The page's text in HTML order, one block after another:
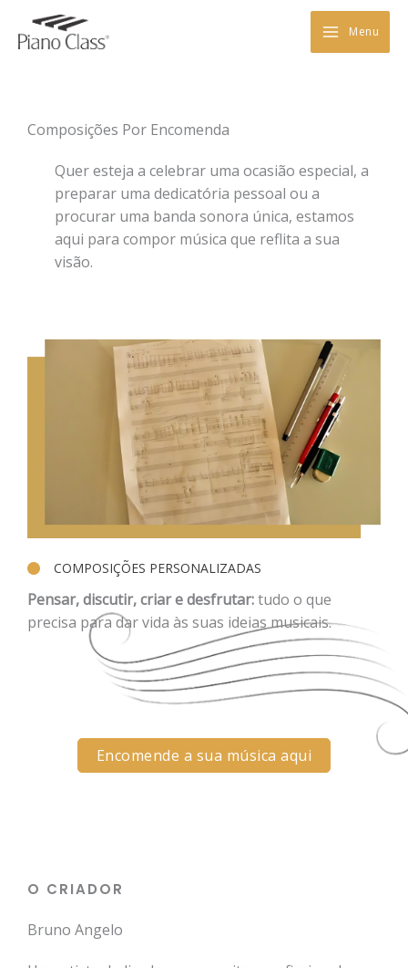
content
Menu
Composições Por Encomenda
Quer esteja a celebrar uma ocasião especial, a
preparar uma dedicatória pessoal ou a
procurar uma banda sonora única, estamos
aqui para compor música que reflita a sua
visão.
COMPOSIÇÕES PERSONALIZADAS
Pensar, discutir, criar e desfrutar:tudo o que
precisa para dar vida às suas ideias musicais.
Encomende a sua música aqui
O CRIADOR
Bruno Angelo